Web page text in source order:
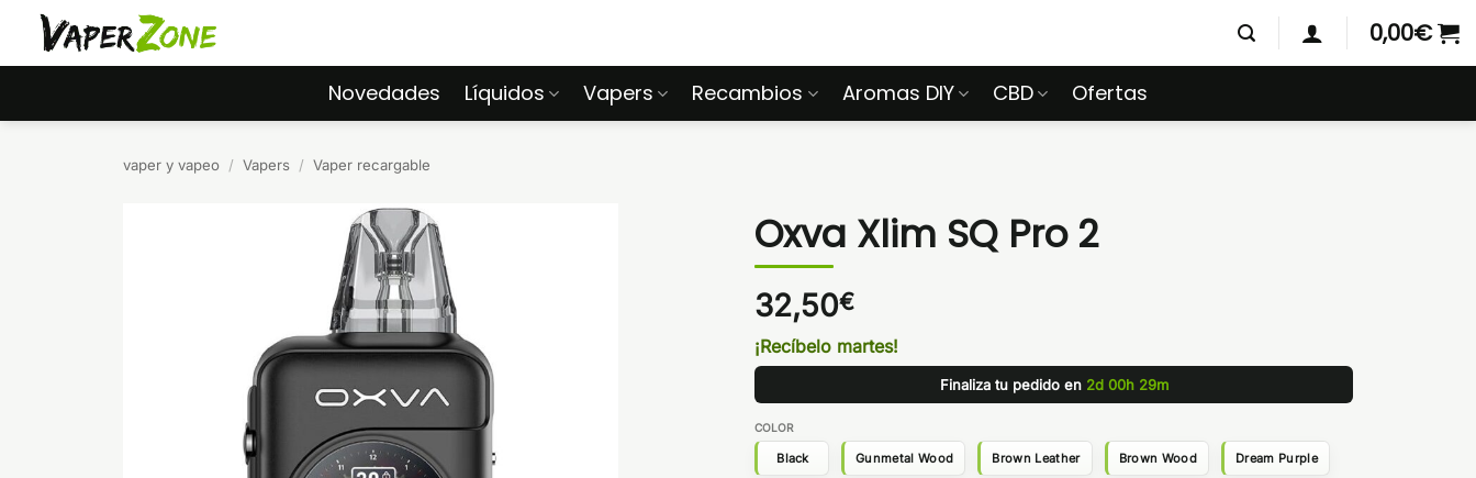
Saltar
contenido
0,00€
Novedades Líquidos Vapers Recambios Aromas DIY CBD Ofertas
vaper y vapeo / Vapers / Vaper recargable
Oxva Xlim SQ Pro 2
32,50€
¡Recíbelo martes!
Finaliza tu pedido en 2d 00h 29m
COLOR
Black Gunmetal Wood Brown Leather Brown Wood Dream Purple